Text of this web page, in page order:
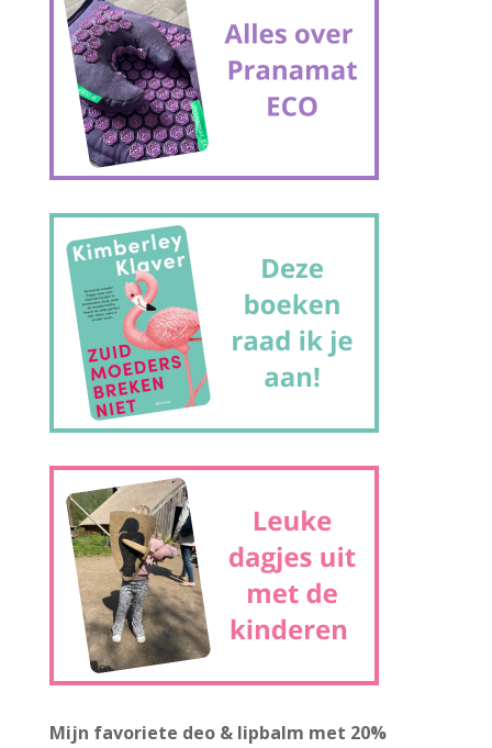
Mijn favoriete deo & lipbalm met 20%